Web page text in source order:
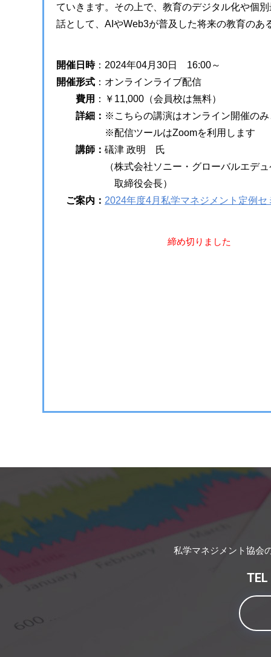
ていきます。その上で、教育のデジタル化や個
話として、AIやWeb3が普及した将来の教育のあ
開催日時： 2024年04月30日 16:00～
開催形式 ： オンラインライブ配信
費用 ：
￥11,000（会員校は無料）
詳細： ※こちらの講演はオンライン開催の
※配信ツールはZoomを利用します
講師： 礒津 政明 氏
（株式会社ソニー・グローバルエデ
取締役会長）
ご案内： 2024年度4月私学マネジメント定例セ
締め切りました
私学マネジメント協会
TEL